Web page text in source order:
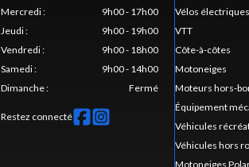
Mercredi:
9h00 - 17h00
Jeudi:
9h00 - 19h00
Vendredi:
9h00 - 18h00
Samedi:
9h00 - 14h00
Dimanche: Fermé
Restez connecté
Vélos électriques
VTT
Côte-à-côtes
Motoneiges
Moteurs hors-
Équipement
Véhicules
Véhicules hors
Motoneiges